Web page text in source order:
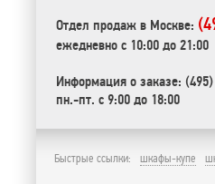
Отдел продаж в Москве:
ежедневно с 10:00 до 21:00
Информация о заказе:
пн.-пт. с 9:00 до 18:00
Быстрые ссылки: шкафы-купе